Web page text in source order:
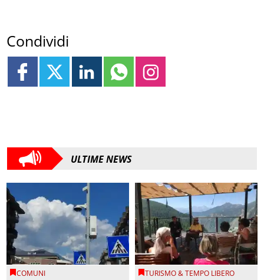
Condividi
ULTIME NEWS
COMUNI TURISMO & TEMPO LIBERO